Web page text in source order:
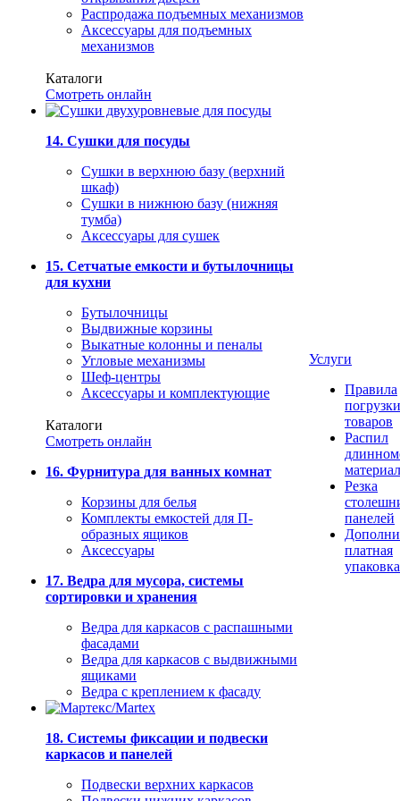
Распродажа подъемных механизмов
Аксессуары для подъемных
механизмов
Каталоги
Смотреть онлайн
14. Сушки для посуды
Сушки в верхнюю базу (верхний
шкаф)
Сушки в нижнюю базу (нижняя
тумба)
Аксессуары для сушек
15. Сетчатые емкости и бутылочницы
для кухни
Бутылочницы
Выдвижные корзины
Выкатные колонны и пеналы
Угловые механизмы
Шеф-центры
Аксессуары и комплектующие
Каталоги
Смотреть онлайн
16. Фурнитура для ванных комнат
Корзины для белья
Комплекты емкостей для П-
образных ящиков
Аксессуары
17. Ведра для мусора, системы
сортировки и хранения
Ведра для каркасов с распашными
фасадами
Ведра для каркасов с выдвижными
ящиками
Ведра с креплением к фасаду
18. Системы фиксации и подвески
каркасов и панелей
Подвески верхних каркасов
Услуги
Правила
погрузки
товаров
Распил
Резка
панелей
платная
упаковка